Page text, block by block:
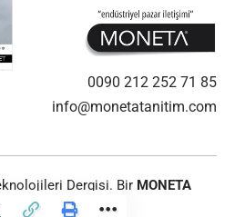
0090 212 252 71 85
info@monetatanitim.com
Dergisi. Bir MONETA
markasıdır.